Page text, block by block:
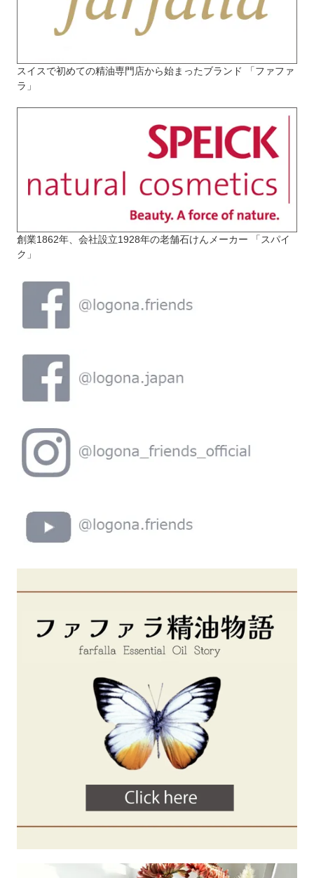
スイスで初めての精油専門店から始まったブランド 「ファファ
ラ」
創業1862年、会社設立1928年の老舗石けんメーカー 「スパイ
ク」